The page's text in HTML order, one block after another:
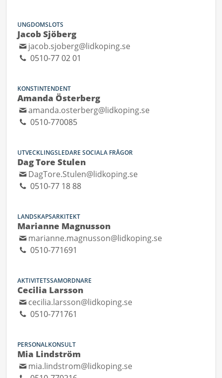
UNGDOMSLOTS
Jacob Sjöberg
jacob.sjoberg@lidkoping.se
0510-77 02 01
KONSTINTENDENT
Amanda Österberg
amanda.osterberg@lidkoping.se
0510-770085
UTVECKLINGSLEDARE SOCIALA FRÅGOR
Dag Tore Stulen
DagTore.Stulen@lidkoping.se
0510-77 18 88
LANDSKAPSARKITEKT
Marianne Magnusson
marianne.magnusson@lidkoping.se
0510-771691
AKTIVITETSSAMORDNARE
Cecilia Larsson
cecilia.larsson@lidkoping.se
0510-771761
PERSONALKONSULT
Mia Lindström
mia.lindstrom@lidkoping.se